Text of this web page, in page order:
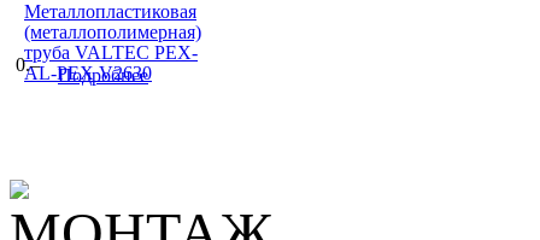
Металлопластиковая
(металлополимерная)
труба VALTEC PEX-
AL-PEX V2630
0.–
Подробнее